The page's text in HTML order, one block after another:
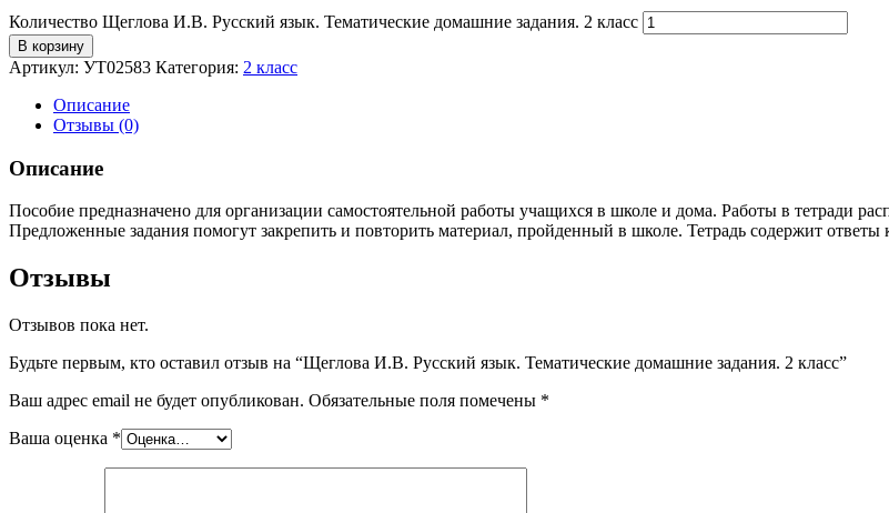
Количество Щеглова И.В. Русский язык. Тематические домашние задания. 2 класс
В корзину
Артикул: УТ02583 Категория: 2 класс
Описание
Отзывы (0)
Описание
Пособие предназначено для организации самостоятельной работы учащихся в школе и дома. Работы в тетради
Предложенные задания помогут закрепить и повторить материал, пройденный в школе. Тетрадь содержит ответы
Отзывы
Отзывов пока нет.
Будьте первым, кто оставил отзыв на “Щеглова И.В. Русский язык. Тематические домашние задания. 2 класс”
Ваш адрес email не будет опубликован. Обязательные поля помечены *
Ваша оценка *